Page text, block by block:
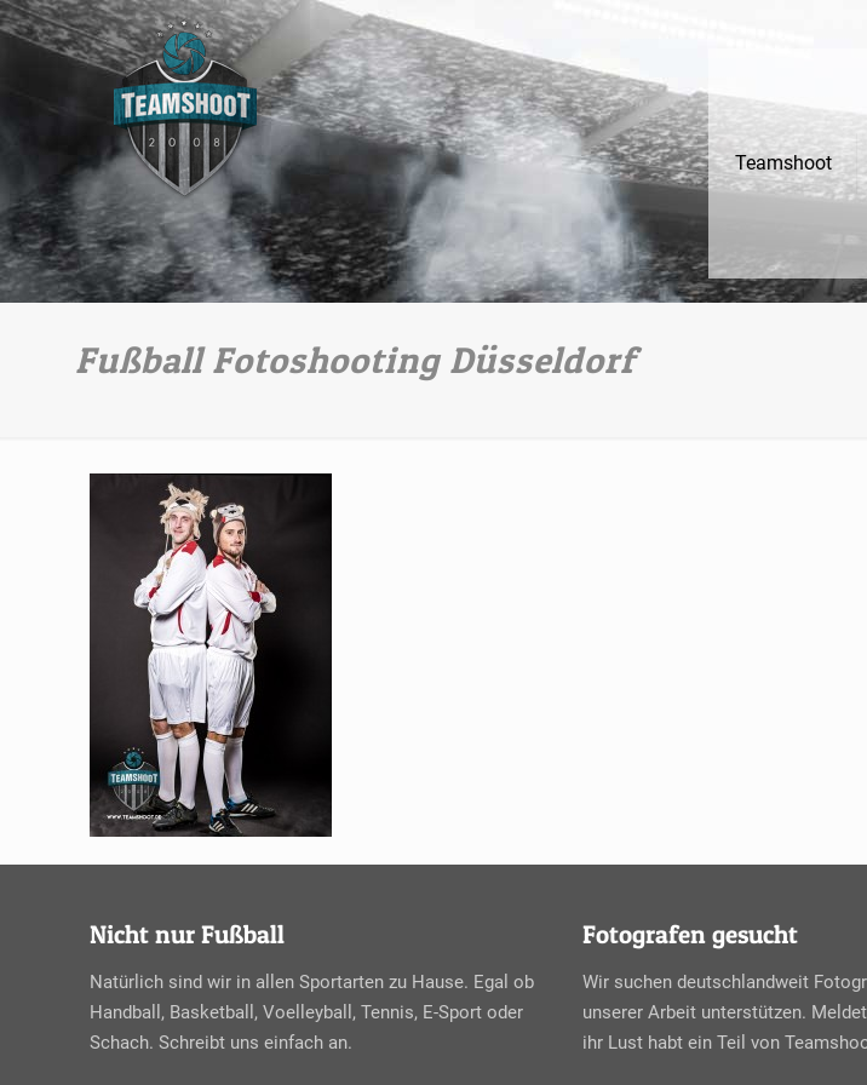
Teamshoot
Fußball Fotoshooting Düsseldorf
Nicht nur Fußball
Natürlich sind wir in allen Sportarten zu Hause. Egal ob
Handball, Basketball, Voelleyball, Tennis, E-Sport oder
Schach. Schreibt uns einfach an.
Fotografen gesucht
Wir suchen deutschlandweit
unserer Arbeit unterstützen.
ihr Lust habt ein Teil von